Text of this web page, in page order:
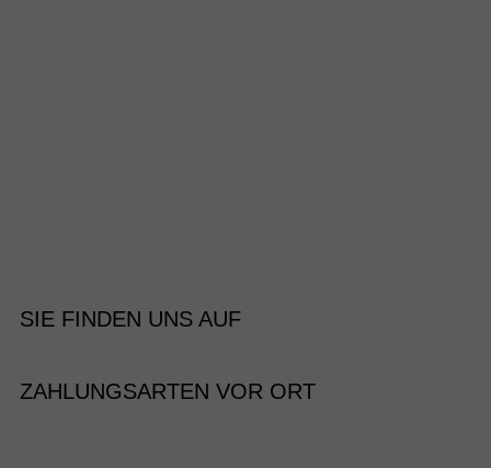
SIE FINDEN UNS AUF
ZAHLUNGSARTEN VOR ORT